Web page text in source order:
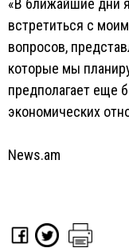
«В ближайшие дни
встретиться с
вопросов,
которые мы
предполагает еще
экономических
News.am